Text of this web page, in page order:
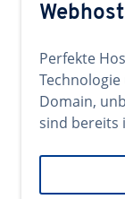
Perfekte
Domain,
sind bereits